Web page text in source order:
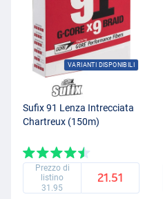
VARIANTI DISPONIBILI
Sufix 91 Lenza Intrecciata
Chartreux (150m)
Prezzo di
listino
31.95
21.51